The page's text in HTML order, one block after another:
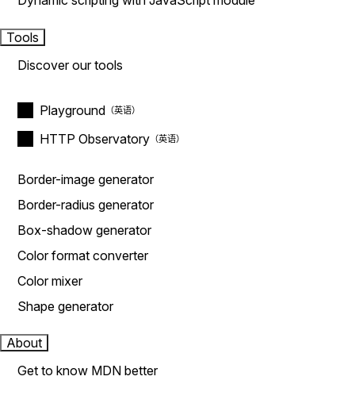
Tools
Discover our tools
Playground
HTTP Observatory
Border-image generator
Border-radius generator
Box-shadow generator
Color format converter
Color mixer
Shape generator
About
Get to know MDN better